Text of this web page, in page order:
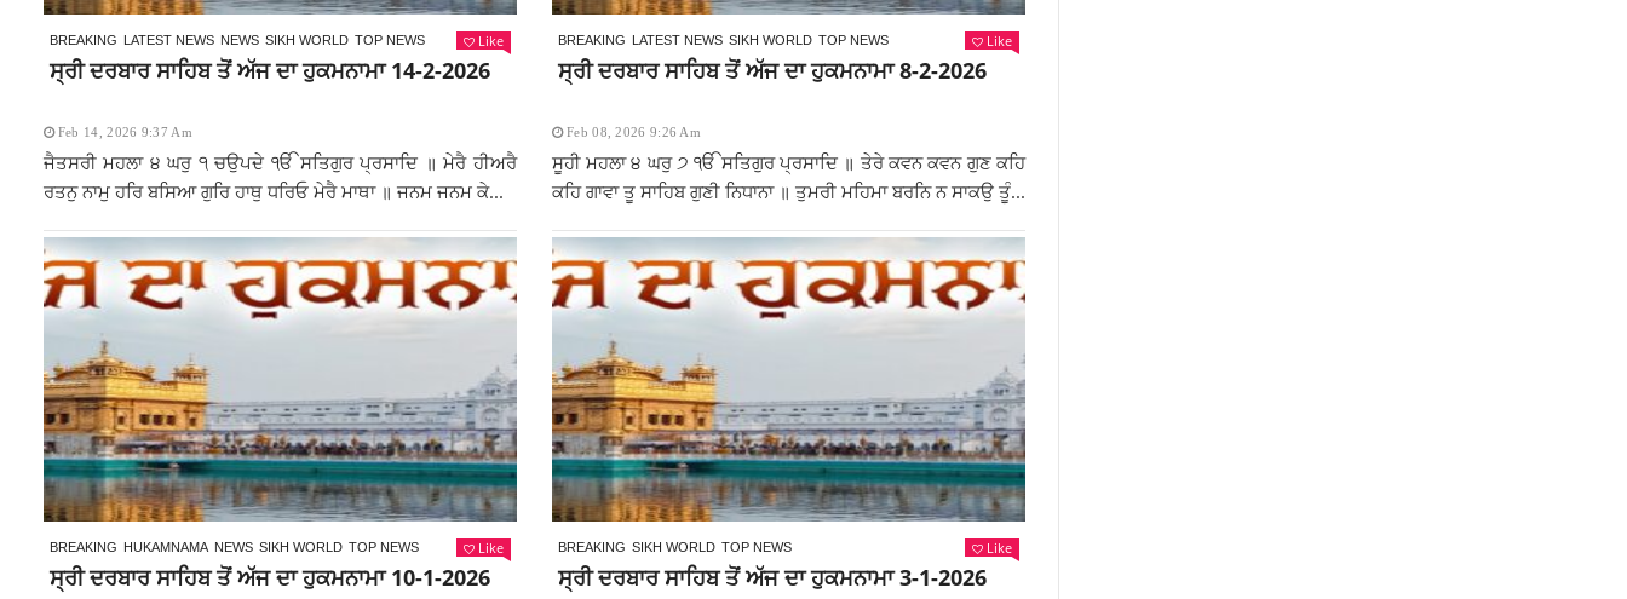
BREAKING LATEST NEWS NEWS SIKH WORLD TOP NEWS Like
ਸ੍ਰੀ ਦਰਬਾਰ ਸਾਹਿਬ ਤੋਂ ਅੱਜ ਦਾ ਹੁਕਮਨਾਮਾ 14-2-2026
Feb 14, 2026 9:37 Am
ਜੈਤਸਰੀ ਮਹਲਾ ੪ ਘਰੁ ੧ ਚਉਪਦੇ ੴ ਸਤਿਗੁਰ ਪ੍ਰਸਾਦਿ ॥ ਮੇਰੈ ਹੀਅਰੈ
ਰਤਨੁ ਨਾਮੁ ਹਰਿ ਬਸਿਆ ਗੁਰਿ ਹਾਥੁ ਧਰਿਓ ਮੇਰੈ ਮਾਥਾ ॥ ਜਨਮ ਜਨਮ ਕੇ...
BREAKING LATEST NEWS SIKH WORLD TOP NEWS Like
ਸ੍ਰੀ ਦਰਬਾਰ ਸਾਹਿਬ ਤੋਂ ਅੱਜ ਦਾ ਹੁਕਮਨਾਮਾ 8-2-2026
Feb 08, 2026 9:26 Am
ਸੂਹੀ ਮਹਲਾ ੪ ਘਰੁ ੭ ੴ ਸਤਿਗੁਰ ਪ੍ਰਸਾਦਿ ॥ ਤੇਰੇ ਕਵਨ ਕਵਨ ਗੁਣ ਕਹਿ
ਕਹਿ ਗਾਵਾ ਤੂ ਸਾਹਿਬ ਗੁਣੀ ਨਿਧਾਨਾ ॥ ਤੁਮਰੀ ਮਹਿਮਾ ਬਰਨਿ ਨ ਸਾਕਉ ਤੂੰ...
BREAKING HUKAMNAMA NEWS SIKH WORLD TOP NEWS Like
ਸ੍ਰੀ ਦਰਬਾਰ ਸਾਹਿਬ ਤੋਂ ਅੱਜ ਦਾ ਹੁਕਮਨਾਮਾ 10-1-2026
BREAKING SIKH WORLD TOP NEWS Like
ਸ੍ਰੀ ਦਰਬਾਰ ਸਾਹਿਬ ਤੋਂ ਅੱਜ ਦਾ ਹੁਕਮਨਾਮਾ 3-1-2026